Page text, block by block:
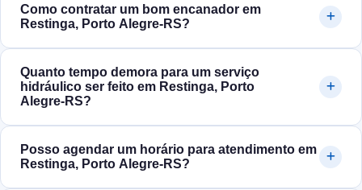
Como contratar um bom encanador em
Restinga, Porto Alegre‑RS?
Quanto tempo demora para um serviço
hidráulico ser feito em Restinga, Porto
Alegre‑RS?
Posso agendar um horário para atendimento em
Restinga, Porto Alegre‑RS?